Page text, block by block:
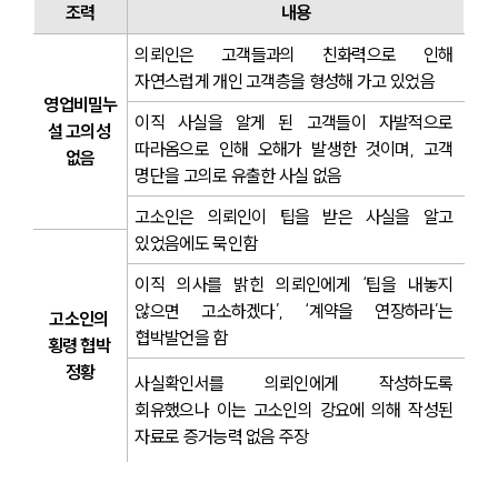
구성원 소개
법률상담전문변호사
소식/자료
언론보도
공지사항
법률 블로그
법률서식
뉴스레터/브로슈어
세미나
대륜법률상담예약
조력 내용
영업비밀누
설 고의성
없음
의뢰인은 고객들과의 친화력으로 인해
자연스럽게 개인 고객층을 형성해 가고 있었음
이직 사실을 알게 된 고객들이 자발적으로
따라옴으로 인해 오해가 발생한 것이며, 고객
명단을 고의로 유출한 사실 없음
고소인은 의뢰인이 팁을 받은 사실을 알고
있었음에도 묵인함
고소인의
횡령 협박
정황
이직 의사를 밝힌 의뢰인에게 ‘팁을 내놓지
않으면 고소하겠다’, ‘계약을 연장하라’는
협박발언을 함
사실확인서를 의뢰인에게 작성하도록
회유했으나 이는 고소인의 강요에 의해 작성된
자료로 증거능력 없음 주장